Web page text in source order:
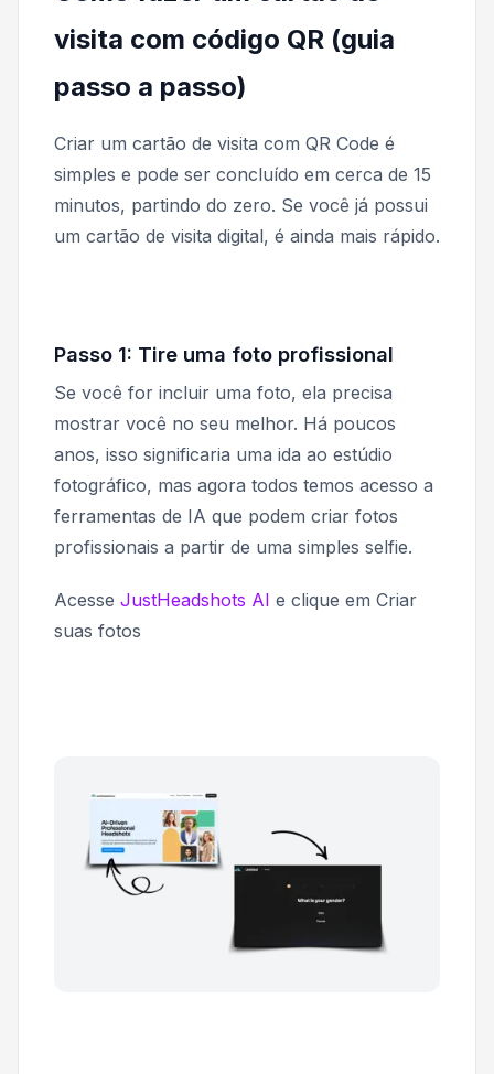
visita com código QR (guia
passo a passo)
Criar um cartão de visita com QR Code é
simples e pode ser concluído em cerca de 15
minutos, partindo do zero. Se você já possui
um cartão de visita digital, é ainda mais rápido.
Passo 1: Tire uma foto profissional
Se você for incluir uma foto, ela precisa
mostrar você no seu melhor. Há poucos
anos, isso significaria uma ida ao estúdio
fotográfico, mas agora todos temos acesso a
ferramentas de IA que podem criar fotos
profissionais a partir de uma simples selfie.
Acesse JustHeadshots AI e clique em Criar
suas fotos